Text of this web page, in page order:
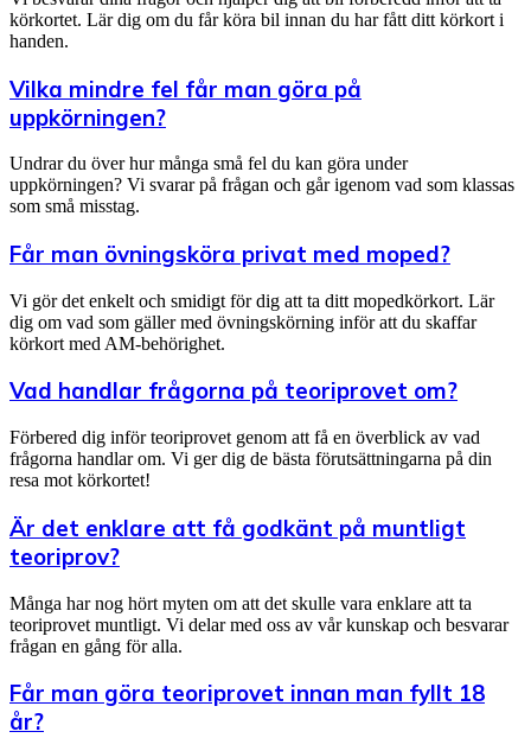
körkortet. Lär dig om du får köra bil innan du har fått ditt körkort i
handen.
Vilka mindre fel får man göra på
uppkörningen?
Undrar du över hur många små fel du kan göra under
uppkörningen? Vi svarar på frågan och går igenom vad som klassas
som små misstag.
Får man övningsköra privat med moped?
Vi gör det enkelt och smidigt för dig att ta ditt mopedkörkort. Lär
dig om vad som gäller med övningskörning inför att du skaffar
körkort med AM-behörighet.
Vad handlar frågorna på teoriprovet om?
Förbered dig inför teoriprovet genom att få en överblick av vad
frågorna handlar om. Vi ger dig de bästa förutsättningarna på din
resa mot körkortet!
Är det enklare att få godkänt på muntligt
teoriprov?
Många har nog hört myten om att det skulle vara enklare att ta
teoriprovet muntligt. Vi delar med oss av vår kunskap och besvarar
frågan en gång för alla.
Får man göra teoriprovet innan man fyllt 18
år?